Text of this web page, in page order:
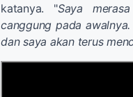
katanya. "Saya
canggung pada
dan saya akan terus